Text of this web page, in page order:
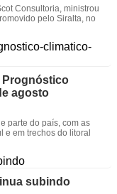
Consultoria, ministrou
pelo Siralta, no
Prognóstico
agosto
parte do país, com as
e em trechos do litoral
subindo